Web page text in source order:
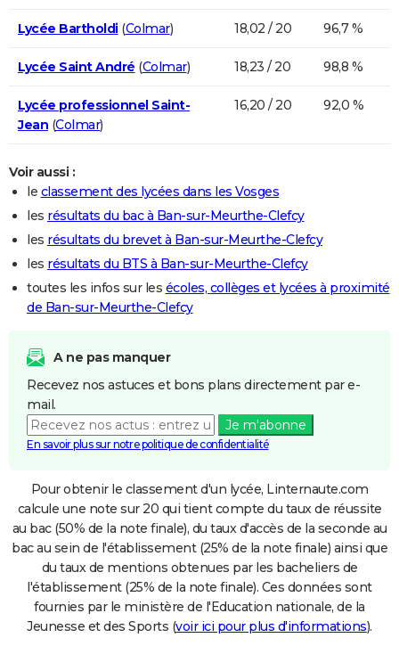
Lycée Bartholdi(Colmar) 18,02 / 20 96,7 %
Lycée Saint André (Colmar) 18,23 / 20 98,8 %
Lycée professionnel Saint-
Jean (Colmar)
16,20 / 20 92,0 %
Voir aussi :
le classement des lycées dans les Vosges
les résultats du bac à Ban-sur-Meurthe-Clefcy
les résultats du brevet à Ban-sur-Meurthe-Clefcy
les résultats du BTS à Ban-sur-Meurthe-Clefcy
toutes les infos sur les écoles, collèges et lycées à proximité
de Ban-sur-Meurthe-Clefcy
A ne pas manquer
Recevez nos astuces et bons plans directement par e-
mail.
Je m'abonne
En savoir plus sur notre politique de confidentialité
Pour obtenir le classement d'un lycée, Linternaute.com
calcule une note sur 20 qui tient compte du taux de réussite
au bac (50% de la note finale), du taux d'accès de la seconde au
bac au sein de l'établissement (25% de la note finale) ainsi que
du taux de mentions obtenues par les bacheliers de
l'établissement (25% de la note finale). Ces données sont
fournies par le ministère de l'Education nationale, de la
Jeunesse et des Sports (voir ici pour plus d'informations).